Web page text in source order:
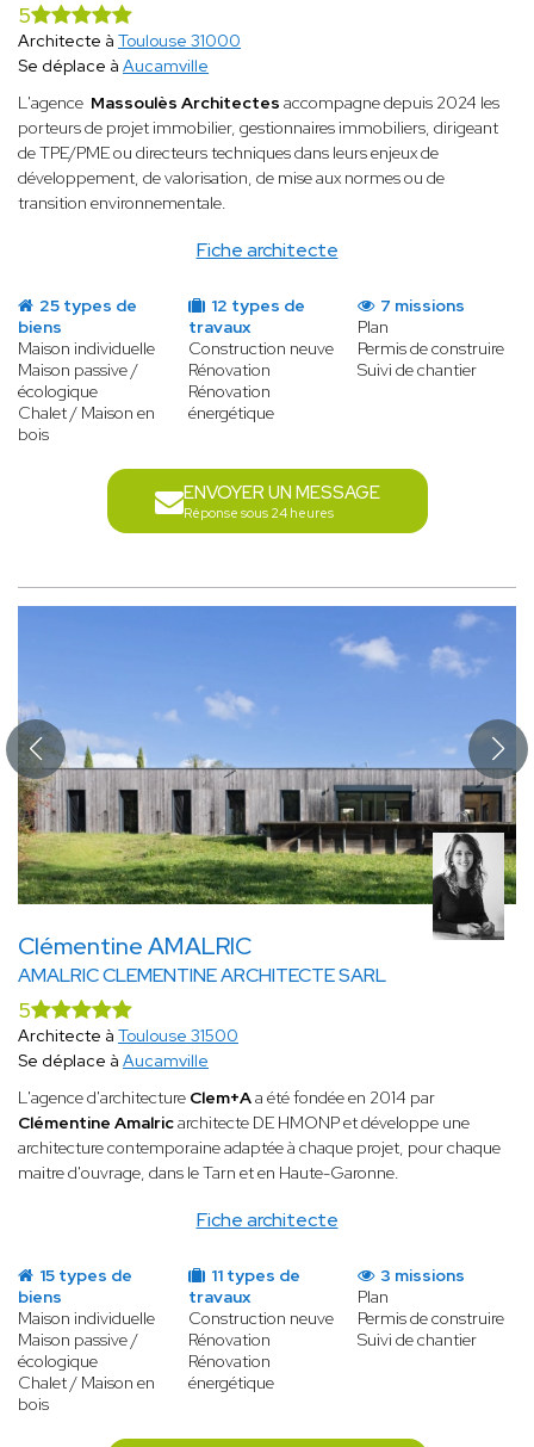
Fiche architecte
5
Architecte à Toulouse 31000
Se déplace à Aucamville
L'agence Massoulès Architectes accompagne depuis 2024 les
porteurs de projet immobilier, gestionnaires immobiliers, dirigeant
de TPE/PME ou directeurs techniques dans leurs enjeux de
développement, de valorisation, de mise aux normes ou de
transition environnementale.
25 types de
biens
Maison individuelle
Maison passive /
écologique
Chalet / Maison en
bois
12 types de
travaux
Construction neuve
Rénovation
Rénovation
énergétique
7 missions
Plan
Permis de construire
Suivi de chantier
ENVOYER UN MESSAGE
Réponse sous 24 heures
Clémentine AMALRIC
AMALRIC CLEMENTINE ARCHITECTE SARL
Fiche architecte
5
Architecte à Toulouse 31500
Se déplace à Aucamville
L'agence d'architecture Clem+Aa été fondée en 2014 par
Clémentine Amalricarchitecte DE HMONP et développe une
architecture contemporaine adaptée à chaque projet, pour chaque
maitre d'ouvrage, dans le Tarn et en Haute-Garonne.
15 types de
biens
Maison individuelle
Maison passive /
écologique
Chalet / Maison en
bois
11 types de
travaux
Construction neuve
Rénovation
Rénovation
énergétique
3 missions
Plan
Permis de construire
Suivi de chantier